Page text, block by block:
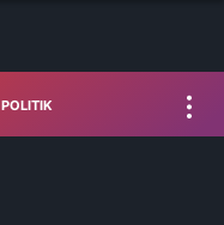
POLITIK